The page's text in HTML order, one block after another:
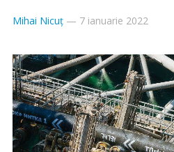
Mihai Nicuț— 7 ianuarie 2022